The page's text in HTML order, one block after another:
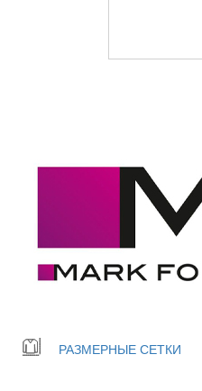
РАЗМЕРНЫЕ СЕТКИ